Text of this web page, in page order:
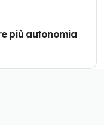
più autonomia